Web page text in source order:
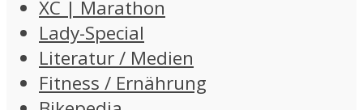
XC | Marathon
Lady-Special
Literatur / Medien
Fitness / Ernährung